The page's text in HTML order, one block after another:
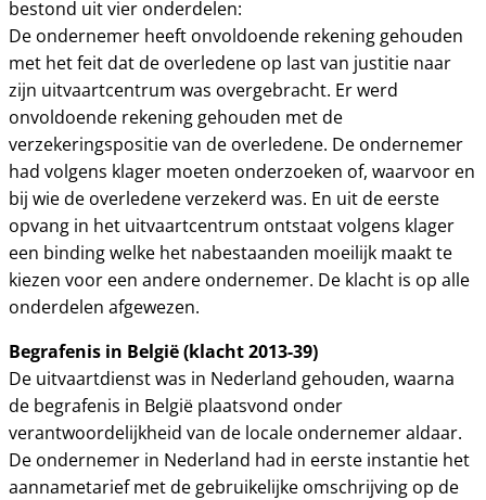
bestond uit vier onderdelen:
De ondernemer heeft onvoldoende rekening gehouden
met het feit dat de overledene op last van justitie naar
zijn uitvaartcentrum was overgebracht. Er werd
onvoldoende rekening gehouden met de
verzekeringspositie van de overledene. De ondernemer
had volgens klager moeten onderzoeken of, waarvoor en
bij wie de overledene verzekerd was. En uit de eerste
opvang in het uitvaartcentrum ontstaat volgens klager
een binding welke het nabestaanden moeilijk maakt te
kiezen voor een andere ondernemer. De klacht is op alle
onderdelen afgewezen.
Begrafenis in België (klacht 2013-39)
De uitvaartdienst was in Nederland gehouden, waarna
de begrafenis in België plaatsvond onder
verantwoordelijkheid van de locale ondernemer aldaar.
De ondernemer in Nederland had in eerste instantie het
aannametarief met de gebruikelijke omschrijving op de